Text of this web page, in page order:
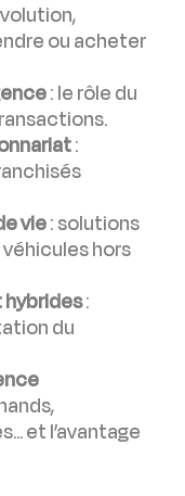
ou acheter
: le rôle du
:
vie: solutions
hors
:
du
et l’avantage